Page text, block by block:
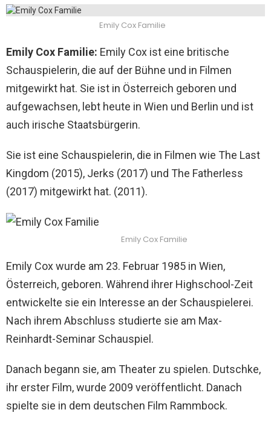
Emily Cox Familie
Emily Cox Familie: Emily Cox ist eine britische
Schauspielerin, die auf der Bühne und in Filmen
mitgewirkt hat. Sie ist in Österreich geboren und
aufgewachsen, lebt heute in Wien und Berlin und ist
auch irische Staatsbürgerin.
Sie ist eine Schauspielerin, die in Filmen wie The Last
Kingdom (2015), Jerks (2017) und The Fatherless
(2017) mitgewirkt hat. (2011).
Emily Cox Familie
Emily Cox wurde am 23. Februar 1985 in Wien,
Österreich, geboren. Während ihrer Highschool-Zeit
entwickelte sie ein Interesse an der Schauspielerei.
Nach ihrem Abschluss studierte sie am Max-
Reinhardt-Seminar Schauspiel.
Danach begann sie, am Theater zu spielen. Dutschke,
ihr erster Film, wurde 2009 veröffentlicht. Danach
spielte sie in dem deutschen Film Rammbock.